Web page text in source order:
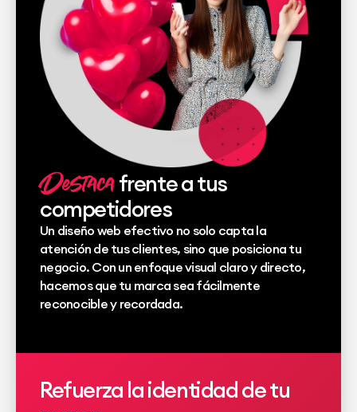
Destaca frente a tus
competidores
Un diseño web efectivo no solo capta la
atención de tus clientes, sino que posiciona tu
negocio. Con un enfoque visual claro y directo,
hacemos que tu marca sea fácilmente
reconocible y recordada.
Refuerza la identidad de tu